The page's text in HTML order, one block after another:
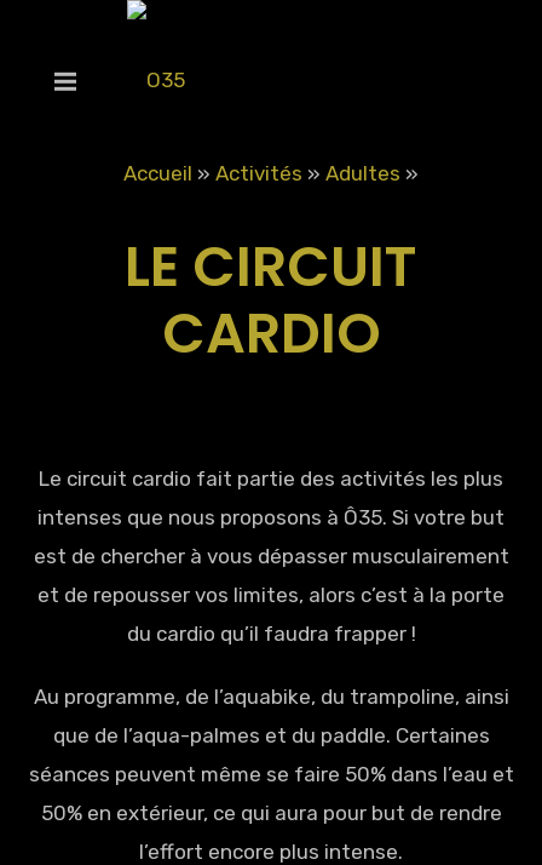
Accueil » Activités » Adultes »
LE CIRCUIT
CARDIO
Le circuit cardio fait partie des activités les plus
intenses que nous proposons à Ô35. Si votre but
est de chercher à vous dépasser musculairement
et de repousser vos limites, alors c’est à la porte
du cardio qu’il faudra frapper !
Au programme, de l’aquabike, du trampoline, ainsi
que de l’aqua-palmes et du paddle. Certaines
séances peuvent même se faire 50% dans l’eau et
50% en extérieur, ce qui aura pour but de rendre
l’effort encore plus intense.